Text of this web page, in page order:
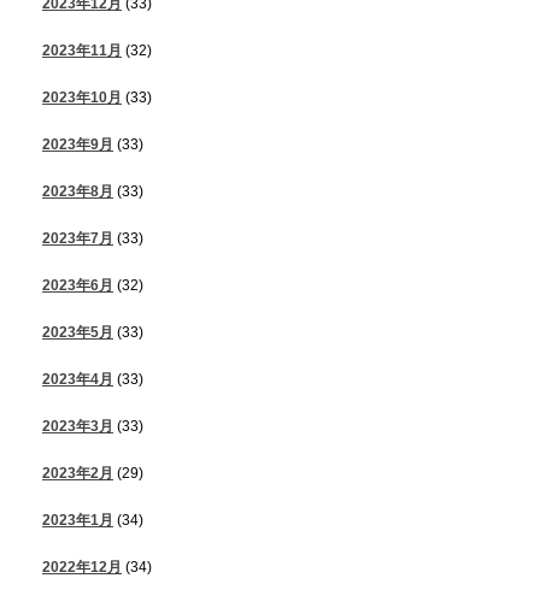
2023年12月 (33)
2023年11月 (32)
2023年10月 (33)
2023年9月 (33)
2023年8月 (33)
2023年7月 (33)
2023年6月 (32)
2023年5月 (33)
2023年4月 (33)
2023年3月 (33)
2023年2月 (29)
2023年1月 (34)
2022年12月 (34)